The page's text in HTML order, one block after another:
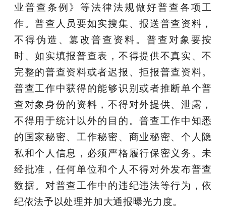
业普查条例》等法律法规做好普查各项工
作。普查人员要如实搜集、报送普查资料，
不得伪造、篡改普查资料。普查对象要按
时、如实填报普查表，不得提供不真实、不
完整的普查资料或者迟报、拒报普查资料。
普查工作中获得的能够识别或者推断单个普
查对象身份的资料，不得对外提供、泄露，
不得用于统计以外的目的。普查工作中知悉
的国家秘密、工作秘密、商业秘密、个人隐
私和个人信息，必须严格履行保密义务。未
经批准，任何单位和个人不得对外发布普查
数据。对普查工作中的违纪违法等行为，依
纪依法予以处理并加大通报曝光力度。